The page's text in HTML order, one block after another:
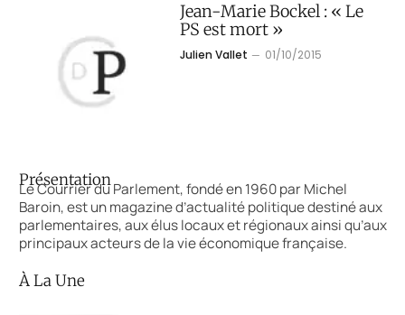
Jean-Marie Bockel : « Le
PS est mort »
Julien Vallet 01/10/2015
Présentation
Le Courrier du Parlement, fondé en 1960 par Michel
Baroin, est un magazine d’actualité politique destiné aux
parlementaires, aux élus locaux et régionaux ainsi qu’aux
principaux acteurs de la vie économique française.
À La Une